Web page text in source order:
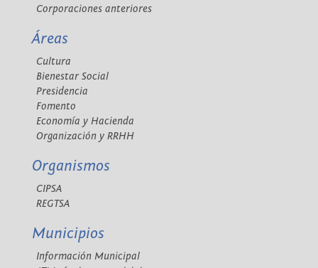
Corporaciones anteriores
Áreas
Cultura
Bienestar Social
Presidencia
Fomento
Economía y Hacienda
Organización y RRHH
Organismos
CIPSA
REGTSA
Municipios
Información Municipal